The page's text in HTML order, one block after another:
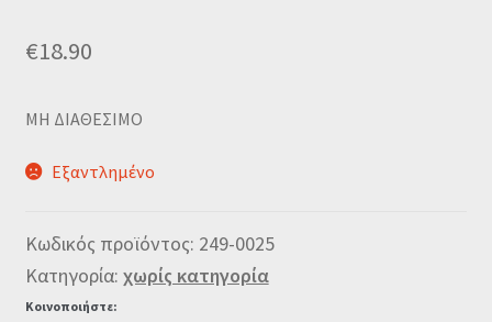
€18.90
MΗ ΔΙΑΘΕΣΙΜΟ
Εξαντλημένο
Κωδικός προϊόντος: 249-0025
Κατηγορία: χωρίς κατηγορία
Κοινοποιήστε: